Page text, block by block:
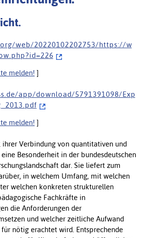
r g / w e b / 2 0 2 2 0 1 0 2 2 0 2 7 5 3 / h t t p s : / / w
w . p h p ? i d = 2 2 6
melden! ]
. d e / a p p / d o w n l o a d / 5 7 9 1 3 9 1 0 9 8 / E x p
2 0 1 3 . p d f
melden! ]
ihrer Verbindung von quantitativen und
Besonderheit in der bundesdeutschen
dar. Sie liefert zum
in welchem Umfang, mit welchen
welchen konkreten strukturellen
Fachkräfte in
die Anforderungen der
und welcher zeitliche Aufwand
nötig erachtet wird. Entsprechende